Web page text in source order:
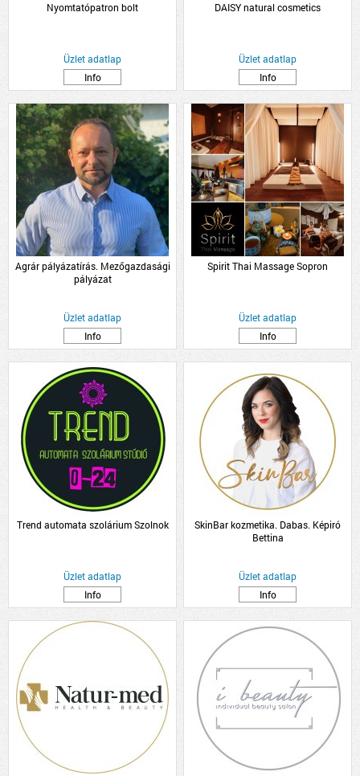
Nyomtatópatron bolt
Üzlet adatlap
Info
DAISY natural cosmetics
Üzlet adatlap
Info
Agrár pályázatírás. Mezőgazdasági
pályázat
Üzlet adatlap
Info
Spirit Thai Massage Sopron
Üzlet adatlap
Info
Trend automata szolárium Szolnok
Üzlet adatlap
Info
SkinBar kozmetika. Dabas. Képiró
Bettina
Üzlet adatlap
Info